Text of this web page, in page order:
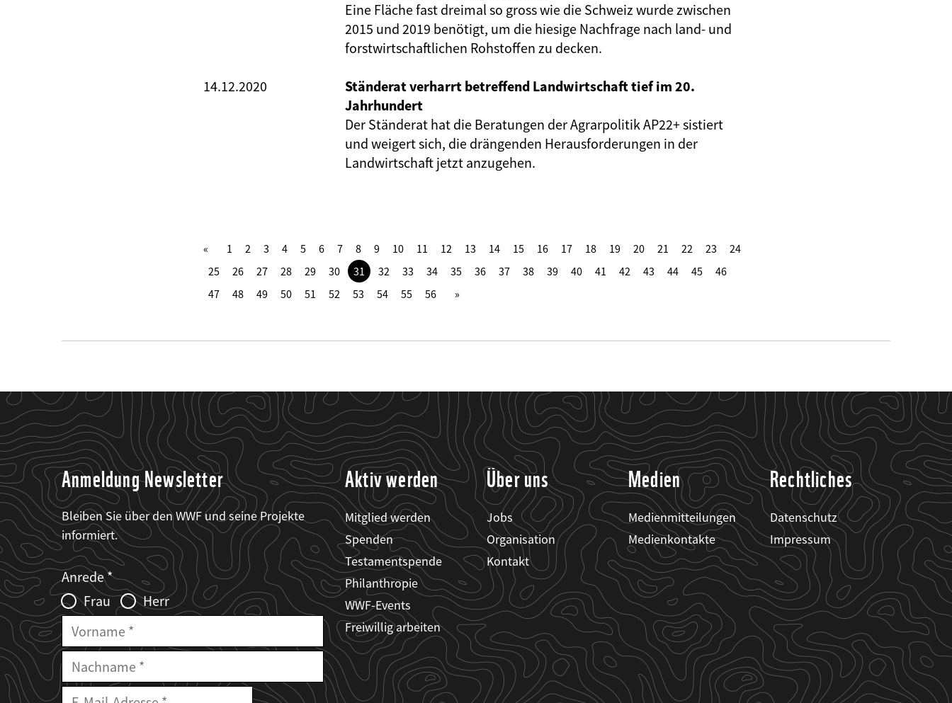
Eine Fläche fast dreimal so gross wie die Schweiz wurde zwischen
2015 und 2019 benötigt, um die hiesige Nachfrage nach land- und
forstwirtschaftlichen Rohstoffen zu decken.
14.12.2020
Ständerat verharrt betreffend Landwirtschaft tief im 20.
Jahrhundert
Der Ständerat hat die Beratungen der Agrarpolitik AP22+ sistiert
und weigert sich, die drängenden Herausforderungen in der
Landwirtschaft jetzt anzugehen.
1 2 3 4 5 6 7 8 9 10 11 12 13 14 15 16 17 18 19 20 21 22 23
24
25
26 27 28 29 30 31 32 33 34 35 36 37 38 39 40 41 42 43 44 45
46
47
48 49 50 51 52 53 54 55 56
Anmeldung Newsletter
Bleiben Sie über den WWF und seine Projekte
informiert.
Web2Case
Infofelder
Fieldset
anrede_name
Anrede
Frau
Herr
Vorname
Nachname
E-
Aktiv werden
Mitglied werden
Spenden
Testamentspende
Philanthropie
WWF-Events
Freiwillig arbeiten
Über uns
Jobs
Organisation
Kontakt
Medien
Medienmitteilungen
Medienkontakte
Rechtliches
Datenschutz
Impressum